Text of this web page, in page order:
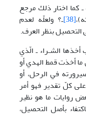
اختار ذلك مرجع
[38]
ـ؟ ولعلّه لعدم
التحصيل بنظر العرف.
الشـراء ـ الّذي
ما أخذت قمط الهدي أو
في الرحل، أو
كلّ تقدير فهو أمر
روايات ما هو نظير
بأصل التحصيل،